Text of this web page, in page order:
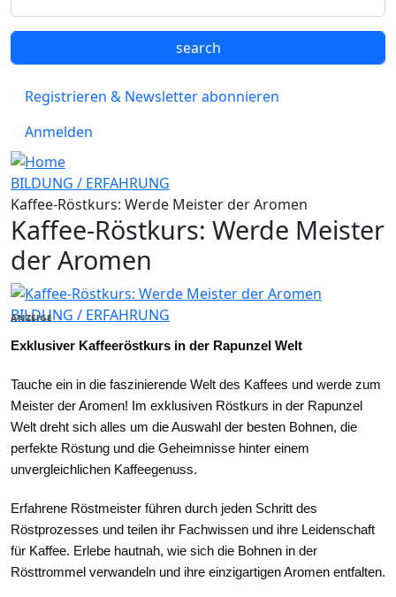
Registrieren & Newsletter abonnieren
Anmelden
BILDUNG / ERFAHRUNG
Kaffee-Röstkurs: Werde Meister der Aromen
Kaffee-Röstkurs: Werde Meister
der Aromen
BILDUNG / ERFAHRUNG
ANZEIGE
Exklusiver Kaffeeröstkurs in der Rapunzel Welt
Tauche ein in die faszinierende Welt des Kaffees und werde zum
Meister der Aromen! Im exklusiven Röstkurs in der Rapunzel
Welt dreht sich alles um die Auswahl der besten Bohnen, die
perfekte Röstung und die Geheimnisse hinter einem
unvergleichlichen Kaffeegenuss.
Erfahrene Röstmeister führen durch jeden Schritt des
Röstprozesses und teilen ihr Fachwissen und ihre Leidenschaft
für Kaffee. Erlebe hautnah, wie sich die Bohnen in der
Rösttrommel verwandeln und ihre einzigartigen Aromen entfalten.